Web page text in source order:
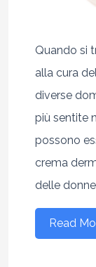
Quando si
alla cura
diverse
più sentite
possono
crema
delle
Read